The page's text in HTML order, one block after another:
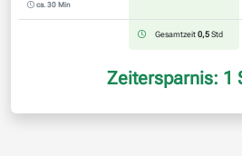
ca. 30 Min
Gesamtzeit 0,5 Std
Zeitersparnis: 1